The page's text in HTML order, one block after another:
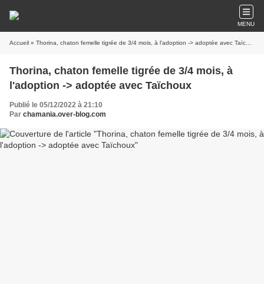
MENU
Accueil » Thorina, chaton femelle tigrée de 3/4 mois, à l'adoption -> adoptée avec Taïchoux
Thorina, chaton femelle tigrée de 3/4 mois, à
l'adoption -> adoptée avec Taïchoux
Publié le 05/12/2022 à 21:10
Par chamania.over-blog.com